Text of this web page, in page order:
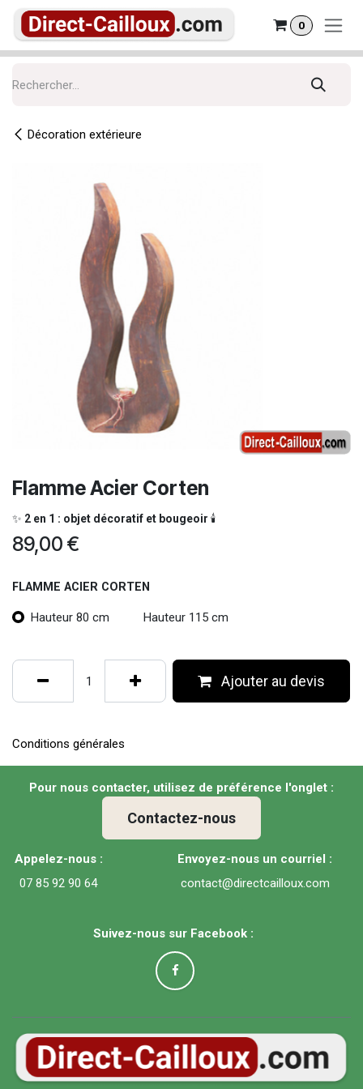
Se rendre au contenu
0
Décoration extérieure
Flamme Acier Corten
✨ 2 en 1 : objet décoratif et bougeoir 🕯️
89,00 €
FLAMME ACIER CORTEN
Hauteur 80 cm Hauteur 115 cm
Ajouter au devis
Conditions générales
Pour nous contacter, utilisez de préférence l'onglet :
Contactez-nous
Appelez-nous :
07 85 92 90 64
Envoyez-nous un courriel :
contact@directcailloux.com
Suivez-nous sur Facebook :